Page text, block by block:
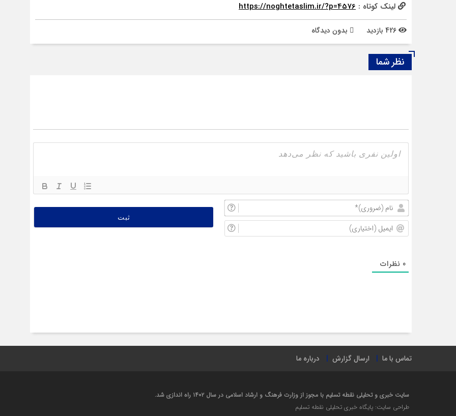
لینک کوتاه : https://noghtetaslim.ir/?p=4576
بدون دیدگاه
نظر شما
(ضروری)*
ایمیل
(اختیاری)
0 نظرات
تماس با ما ارسال گزارش درباره ما
سایت خبری و تحلیلی نقطه تسلیم با مجوز از وزارت فرهنگ و ارشاد اسلامی در سال ۱۴۰۲ راه اندازی شد.
طراحی سایت: پایگاه خبری تحلیلی نقطه تسلیم